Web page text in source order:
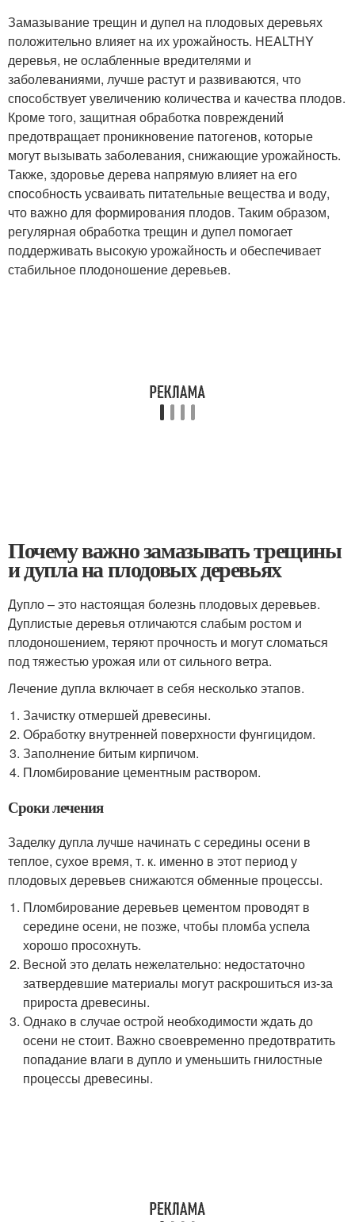
Замазывание трещин и дупел на плодовых деревьях
положительно влияет на их урожайность. HEALTHY
деревья, не ослабленные вредителями и
заболеваниями, лучше растут и развиваются, что
способствует увеличению количества и качества плодов.
Кроме того, защитная обработка повреждений
предотвращает проникновение патогенов, которые
могут вызывать заболевания, снижающие урожайность.
Также, здоровье дерева напрямую влияет на его
способность усваивать питательные вещества и воду,
что важно для формирования плодов. Таким образом,
регулярная обработка трещин и дупел помогает
поддерживать высокую урожайность и обеспечивает
стабильное плодоношение деревьев.
Почему важно замазывать трещины
и дупла на плодовых деревьях
Дупло – это настоящая болезнь плодовых деревьев.
Дуплистые деревья отличаются слабым ростом и
плодоношением, теряют прочность и могут сломаться
под тяжестью урожая или от сильного ветра.
Лечение дупла включает в себя несколько этапов.
Зачистку отмершей древесины.
Обработку внутренней поверхности фунгицидом.
Заполнение битым кирпичом.
Пломбирование цементным раствором.
Сроки лечения
Заделку дупла лучше начинать с середины осени в
теплое, сухое время, т. к. именно в этот период у
плодовых деревьев снижаются обменные процессы.
Пломбирование деревьев цементом проводят в
середине осени, не позже, чтобы пломба успела
хорошо просохнуть.
Весной это делать нежелательно: недостаточно
затвердевшие материалы могут раскрошиться из-за
прироста древесины.
Однако в случае острой необходимости ждать до
осени не стоит. Важно своевременно предотвратить
попадание влаги в дупло и уменьшить гнилостные
процессы древесины.